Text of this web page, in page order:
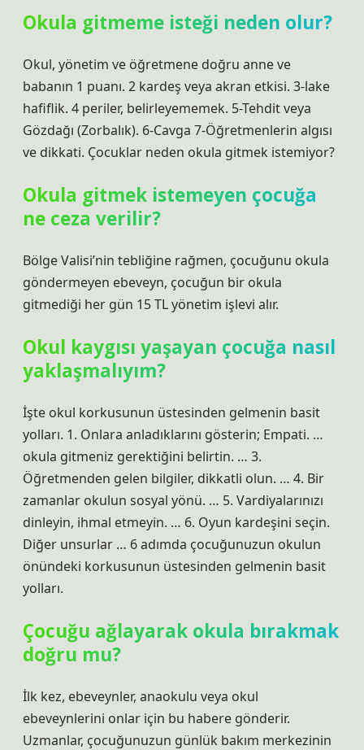
Okula gitmeme isteği neden olur?
Okul, yönetim ve öğretmene doğru anne ve
babanın 1 puanı. 2 kardeş veya akran etkisi. 3-lake
hafiflik. 4 periler, belirleyememek. 5-Tehdit veya
Gözdağı (Zorbalık). 6-Cavga 7-Öğretmenlerin algısı
ve dikkati. Çocuklar neden okula gitmek istemiyor?
Okula gitmek istemeyen çocuğa
ne ceza verilir?
Bölge Valisi’nin tebliğine rağmen, çocuğunu okula
göndermeyen ebeveyn, çocuğun bir okula
gitmediği her gün 15 TL yönetim işlevi alır.
Okul kaygısı yaşayan çocuğa nasıl
yaklaşmalıyım?
İşte okul korkusunun üstesinden gelmenin basit
yolları. 1. Onlara anladıklarını gösterin; Empati. …
okula gitmeniz gerektiğini belirtin. … 3.
Öğretmenden gelen bilgiler, dikkatli olun. … 4. Bir
zamanlar okulun sosyal yönü. … 5. Vardiyalarınızı
dinleyin, ihmal etmeyin. … 6. Oyun kardeşini seçin.
Diğer unsurlar … 6 adımda çocuğunuzun okulun
önündeki korkusunun üstesinden gelmenin basit
yolları.
Çocuğu ağlayarak okula bırakmak
doğru mu?
İlk kez, ebeveynler, anaokulu veya okul
ebeveynlerini onlar için bu habere gönderir.
Uzmanlar, çocuğunuzun günlük bakım merkezinin